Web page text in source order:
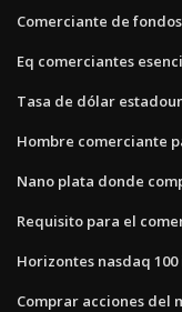
Comerciante de
Eq comerciantes
Tasa de dólar
Hombre comerciante
Nano plata donde
Requisito para el
Horizontes nasdaq
Comprar acciones del